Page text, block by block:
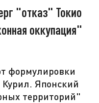
"отказ" Токио
оккупация"
формулировки
Японский
территорий"